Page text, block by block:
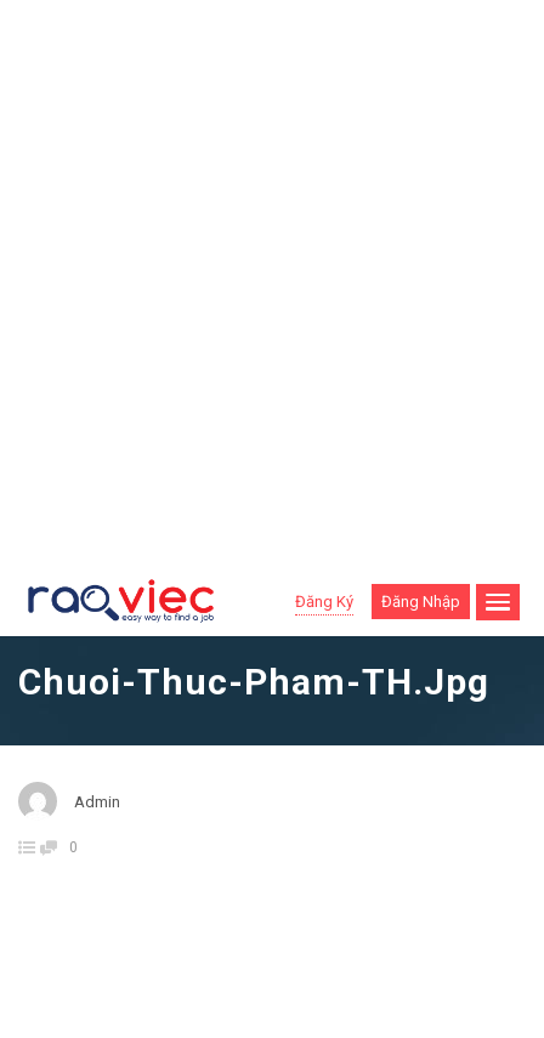
Đăng Ký Đăng Nhập
Chuoi-Thuc-Pham-TH.jpg
Admin
0